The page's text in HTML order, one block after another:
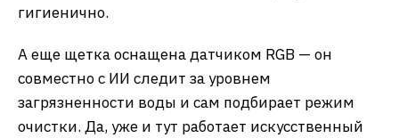
гигиенично.
А еще щетка оснащена датчиком RGB — он
совместно с ИИ следит за уровнем
загрязненности воды и сам подбирает режим
очистки. Да, уже и тут работает искусственный